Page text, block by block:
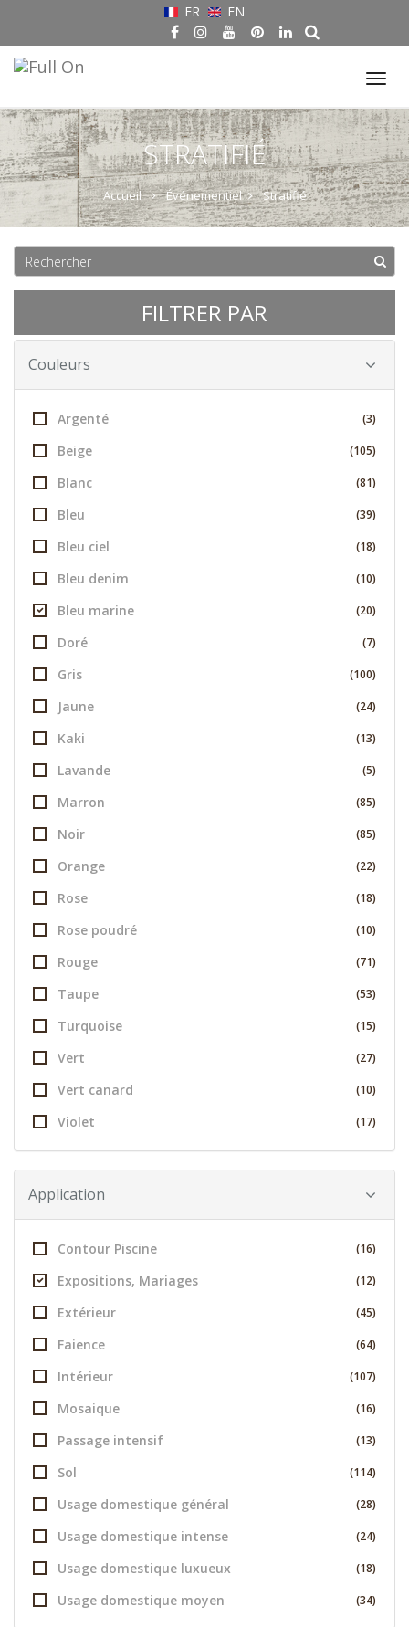
FR EN
STRATIFIÉ
Accueil Événementiel Stratifié
FILTRER PAR
Couleurs
Argenté (3)
Beige (105)
Blanc (81)
Bleu (39)
Bleu ciel (18)
Bleu denim (10)
Bleu marine (20)
Doré (7)
Gris (100)
Jaune (24)
Kaki (13)
Lavande (5)
Marron (85)
Noir (85)
Orange (22)
Rose (18)
Rose poudré (10)
Rouge (71)
Taupe (53)
Turquoise (15)
Vert (27)
Vert canard (10)
Violet (17)
Application
Contour Piscine (16)
Expositions, Mariages (12)
Extérieur (45)
Faience (64)
Intérieur (107)
Mosaique (16)
Passage intensif (13)
Sol (114)
Usage domestique général (28)
Usage domestique intense (24)
Usage domestique luxueux (18)
Usage domestique moyen (34)